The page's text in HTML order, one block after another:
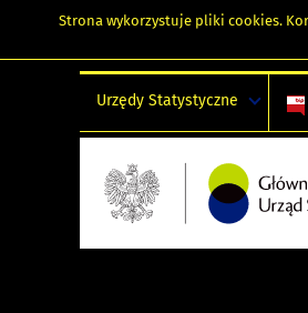
Strona wykorzystuje pliki cookies.
Urzędy Statystyczne